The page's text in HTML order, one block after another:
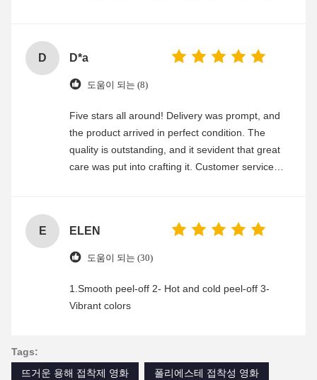
D D*a
도움이 되는 (8)
Five stars all around! Delivery was prompt, and
the product arrived in perfect condition. The
quality is outstanding, and it sevident that great
care was put into crafting it. Customer service
E ELEN
도움이 되는 (30)
1.Smooth peel-off 2- Hot and cold peel-off 3-
Vibrant colors
Tags:
뜨거운 용해 접착제 영화
폴리에스테 접착성 영화